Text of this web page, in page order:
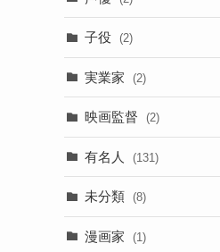
子役 (2)
実業家 (2)
映画監督 (2)
有名人 (131)
未分類 (8)
漫画家 (1)